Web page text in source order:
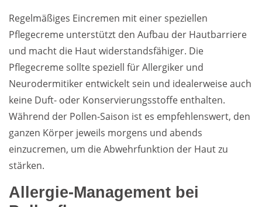
Regelmäßiges Eincremen mit einer speziellen
Pflegecreme unterstützt den Aufbau der Hautbarriere
und macht die Haut widerstandsfähiger. Die
Pflegecreme sollte speziell für Allergiker und
Neurodermitiker entwickelt sein und idealerweise auch
keine Duft- oder Konservierungsstoffe enthalten.
Während der Pollen-Saison ist es empfehlenswert, den
ganzen Körper jeweils morgens und abends
einzucremen, um die Abwehrfunktion der Haut zu
stärken.
Allergie-Management bei